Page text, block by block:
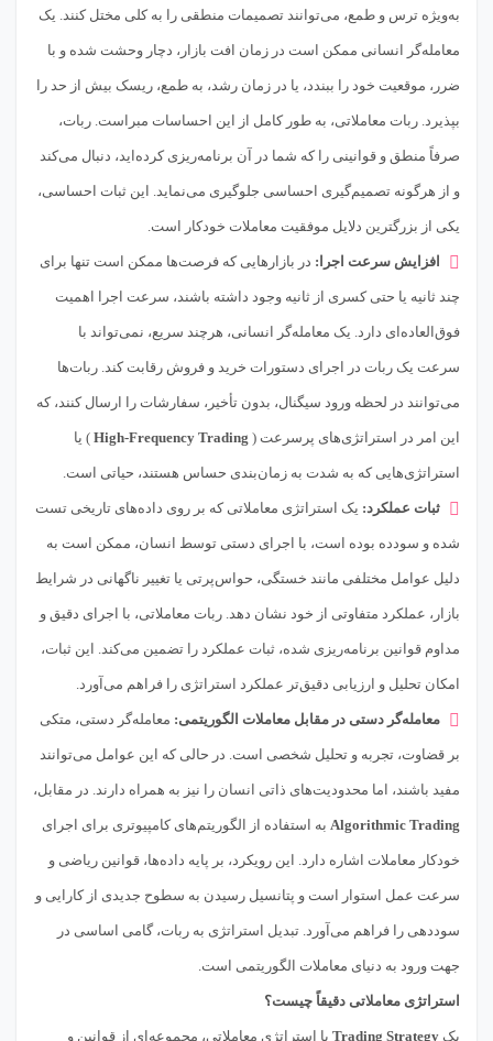
به‌ویژه ترس و طمع، می‌توانند تصمیمات منطقی را به کلی مختل کنند. یک
معامله‌گر انسانی ممکن است در زمان افت بازار، دچار وحشت شده و با
ضرر، موقعیت خود را ببندد، یا در زمان رشد، به طمع، ریسک بیش از حد را
بپذیرد. ربات معاملاتی، به طور کامل از این احساسات مبراست. ربات،
صرفاً منطق و قوانینی را که شما در آن برنامه‌ریزی کرده‌اید، دنبال می‌کند
و از هرگونه تصمیم‌گیری احساسی جلوگیری می‌نماید. این ثبات احساسی،
یکی از بزرگترین دلایل موفقیت معاملات خودکار است.
افزایش سرعت اجرا: در بازارهایی که فرصت‌ها ممکن است تنها برای
چند ثانیه یا حتی کسری از ثانیه وجود داشته باشند، سرعت اجرا اهمیت
فوق‌العاده‌ای دارد. یک معامله‌گر انسانی، هرچند سریع، نمی‌تواند با
سرعت یک ربات در اجرای دستورات خرید و فروش رقابت کند. ربات‌ها
می‌توانند در لحظه ورود سیگنال، بدون تأخیر، سفارشات را ارسال کنند، که
این امر در استراتژی‌های پرسرعت ( High-Frequency Trading ) یا
استراتژی‌هایی که به شدت به زمان‌بندی حساس هستند، حیاتی است.
ثبات عملکرد: یک استراتژی معاملاتی که بر روی داده‌های تاریخی تست
شده و سودده بوده است، با اجرای دستی توسط انسان، ممکن است به
دلیل عوامل مختلفی مانند خستگی، حواس‌پرتی یا تغییر ناگهانی در شرایط
بازار، عملکرد متفاوتی از خود نشان دهد. ربات معاملاتی، با اجرای دقیق و
مداوم قوانین برنامه‌ریزی شده، ثبات عملکرد را تضمین می‌کند. این ثبات،
امکان تحلیل و ارزیابی دقیق‌تر عملکرد استراتژی را فراهم می‌آورد.
معامله‌گر دستی در مقابل معاملات الگوریتمی: معامله‌گر دستی، متکی
بر قضاوت، تجربه و تحلیل شخصی است. در حالی که این عوامل می‌توانند
مفید باشند، اما محدودیت‌های ذاتی انسان را نیز به همراه دارند. در مقابل،
Algorithmic Trading به استفاده از الگوریتم‌های کامپیوتری برای اجرای
خودکار معاملات اشاره دارد. این رویکرد، بر پایه داده‌ها، قوانین ریاضی و
سرعت عمل استوار است و پتانسیل رسیدن به سطوح جدیدی از کارایی و
سوددهی را فراهم می‌آورد. تبدیل استراتژی به ربات، گامی اساسی در
جهت ورود به دنیای معاملات الگوریتمی است.
استراتژی معاملاتی دقیقاً چیست؟
یک Trading Strategy یا استراتژی معاملاتی، مجموعه‌ای از قوانین و